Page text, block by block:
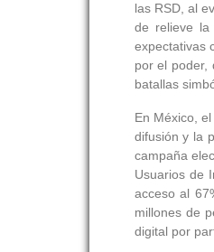
las RSD, al
de relieve la
expectativas
por el poder,
batallas
En México,
difusión y la
campaña
Usuarios de
acceso al
millones de
digital por